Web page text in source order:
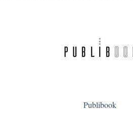
Publibook